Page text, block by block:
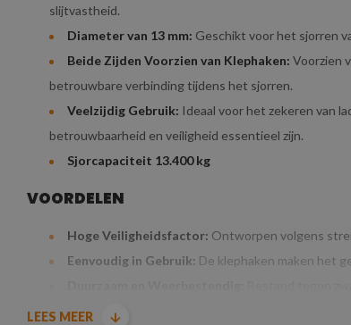
slijtvastheid.
Diameter van 13 mm: Geschikt voor het sjorren
Beide Zijden Voorzien van Klephaken: Voorzien
betrouwbare verbinding tijdens het sjorren.
Veelzijdig Gebruik: Ideaal voor het zekeren van
betrouwbaarheid en veiligheid essentieel zijn.
Sjorcapaciteit 13.400 kg
VOORDELEN
Hoge Veiligheidsfactor: Ontworpen volgens
Eenvoudig in Gebruik: De klephaken maken het
werkomgevingen.
LEES MEER